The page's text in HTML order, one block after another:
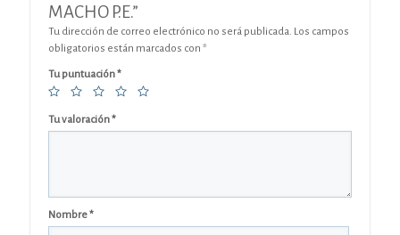
MACHO P.E.”
Tu dirección de correo electrónico no será publicada. Los campos
obligatorios están marcados con *
Tu puntuación*
Tu valoración*
Nombre*